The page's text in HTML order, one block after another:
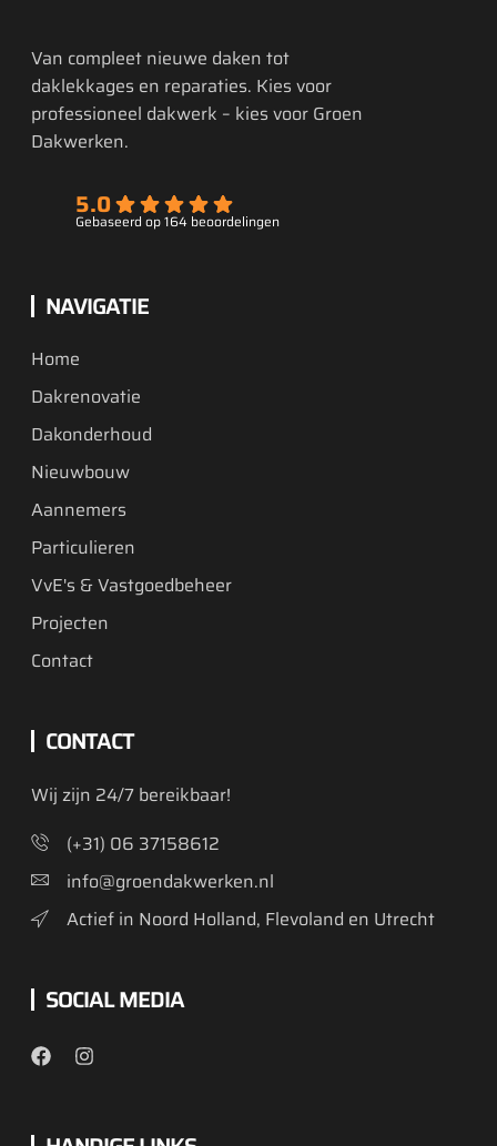
Van compleet nieuwe daken tot
daklekkages en reparaties. Kies voor
professioneel dakwerk – kies voor Groen
Dakwerken.
5.0
Gebaseerd op 164 beoordelingen
NAVIGATIE
Home
Dakrenovatie
Dakonderhoud
Nieuwbouw
Aannemers
Particulieren
VvE's & Vastgoedbeheer
Projecten
Contact
CONTACT
Wij zijn 24/7 bereikbaar!
(+31) 06 37158612
info@groendakwerken.nl
Actief in Noord Holland, Flevoland en Utrecht
SOCIAL MEDIA